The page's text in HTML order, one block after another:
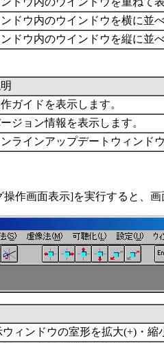
ドウ内のウインドウを横に並
ドウ内のウインドウを縦に並
ガイドを表示します。
ジョン情報を表示します。
ラインアップデートウィンド
作画面表示]を実行すると、
ィンドウの室形を拡大(+)・縮